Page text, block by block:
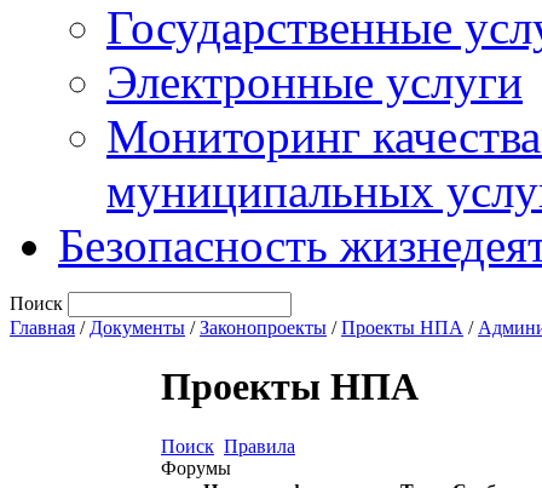
Государственные
Электронные услуги
Мониторинг
муниципальных
Безопасность
Поиск
Главная / Документы /Законопроекты /Проекты НПА /
Проекты НПА
Поиск Правила
Форумы